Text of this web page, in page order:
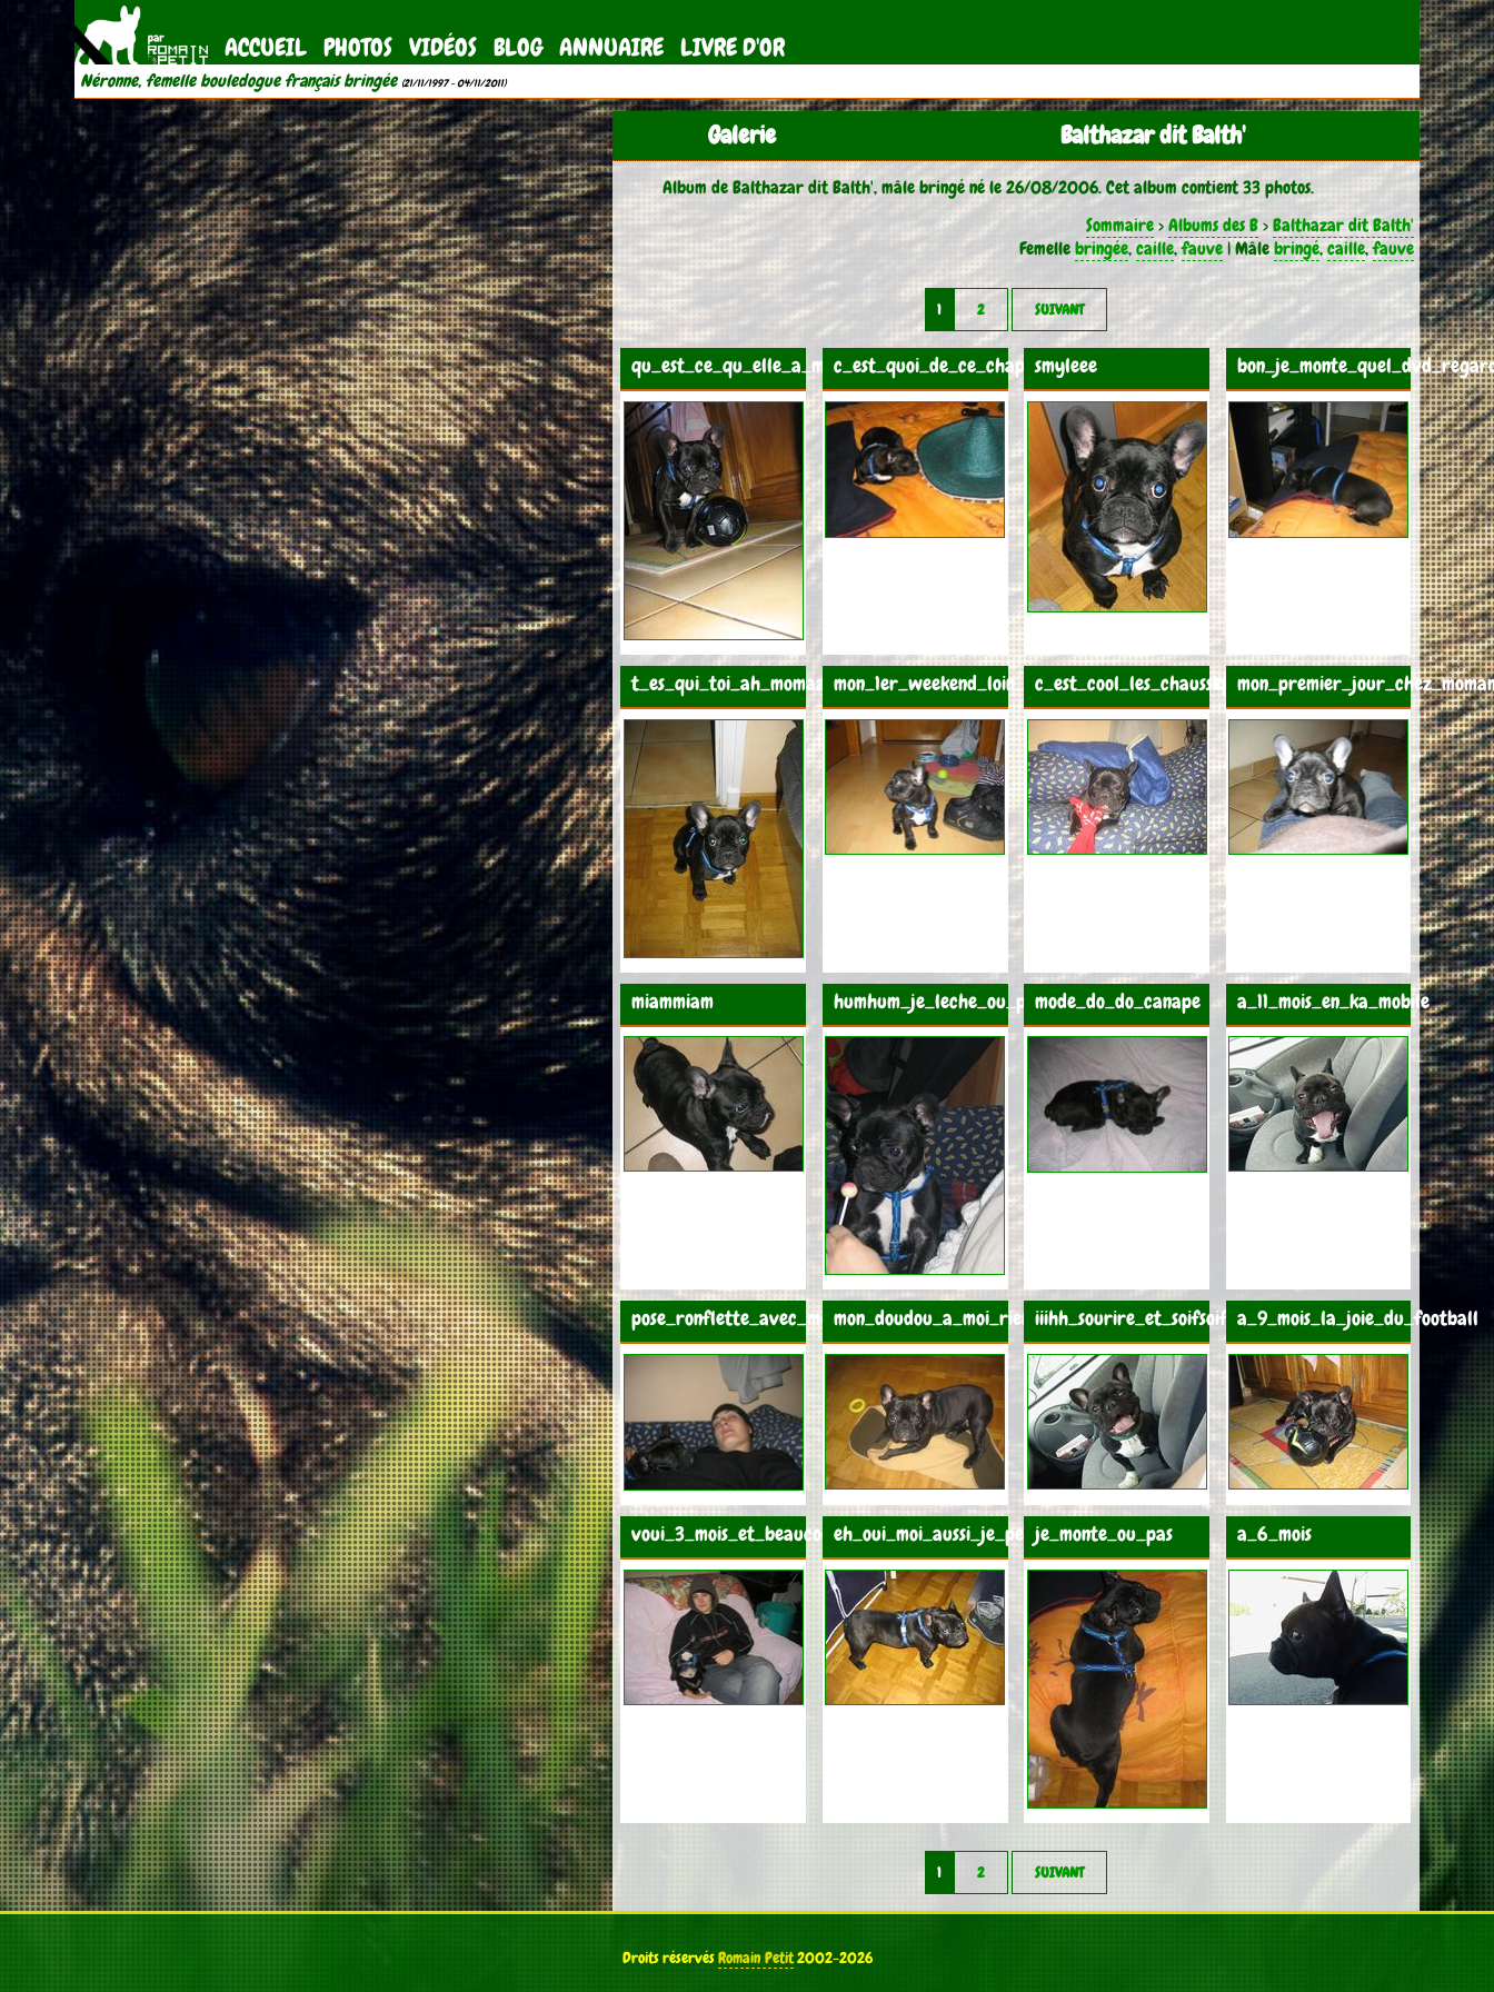
ACCUEIL PHOTOS VIDÉOS BLOG ANNUAIRE LIVRE D'OR
Néronne, femelle bouledogue français bringée (21/11/1997 - 04/11/2011)
Galerie Balthazar dit Balth'
Album de Balthazar dit Balth', mâle bringé né le 26/08/2006. Cet album contient 33 photos.
Sommaire>Albums des B>Balthazar dit Balth'
Femellebringée,caille,fauve| Mâlebringé,caille,fauve
1 2 SUIVANT
qu_est_ce_qu_elle_a_ma_gueulec_est_quoi_de_ce_chapeau_byzard
smyleee
t_es_qui_toi_ah_momaaanmon_1er_weekend_loin_de_mes_parents_biologiques
c_est_cool_les_chaussettes
miammiam humhum_je_leche_ou_pas_la_sucette
mode_do_do_canape a_11_mois_en_ka_mobile
pose_ronflette_avec_momanmon_doudou_a_moi_rien_qu_a_moiiiihh_sourire_et_soifsoif a_9_mois_la_joie_du_football
voui_3_mois_et_beaucoup_fatigueeh_oui_moi_aussi_je_peux_rireje_monte_ou_pas a_6_mois
1 2 SUIVANT
Droits réservésRomain Petit2002-2026